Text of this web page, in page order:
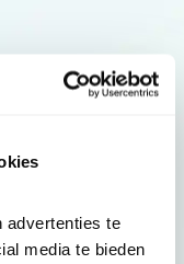
advertenties te
media te bieden
acties en tips